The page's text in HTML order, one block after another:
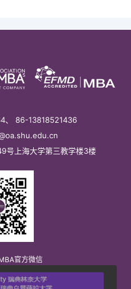
、 86-13818521436
号上海大学第三教学楼3楼
官方微信